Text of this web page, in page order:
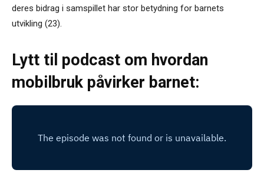
deres bidrag i samspillet har stor betydning for barnets
utvikling (23).
Lytt til podcast om hvordan
mobilbruk påvirker barnet: